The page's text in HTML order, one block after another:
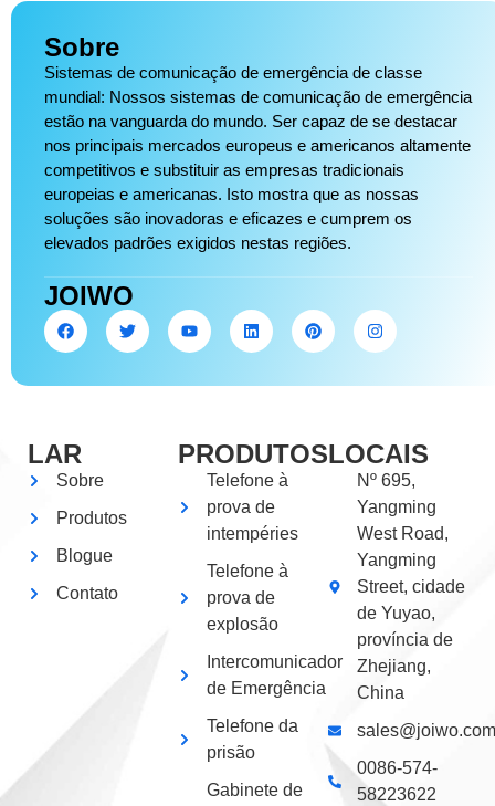
Sobre
Sistemas de comunicação de emergência de classe
mundial: Nossos sistemas de comunicação de emergência
estão na vanguarda do mundo. Ser capaz de se destacar
nos principais mercados europeus e americanos altamente
competitivos e substituir as empresas tradicionais
europeias e americanas. Isto mostra que as nossas
soluções são inovadoras e eficazes e cumprem os
elevados padrões exigidos nestas regiões.
JOIWO
LAR
Sobre
Produtos
Blogue
Contato
PRODUTOS
Telefone à
prova de
intempéries
Telefone à
prova de
explosão
Intercomunicador
de Emergência
Telefone da
prisão
Gabinete de
LOCAIS
Nº 695,
Yangming
West Road,
Yangming
Street, cidade
de Yuyao,
província de
Zhejiang,
China
sales@joiwo.com
0086-574-
58223622